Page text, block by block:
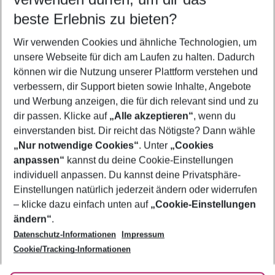
5-8 Nächte
2 Erwachsene Keine Kinder
Mehr Filter anzeigen
Footer
Footer navigation
Über uns
AGB
Bestpreisgarantie
Cookie-Einstellungen ändern
Cookie-Richtlinie
Agenturbetreuung
Barrierefreies Reisen
Folge uns
beste Erlebnis zu bieten?
Wir verwenden Cookies und ähnliche Technologien, um
unsere Webseite für dich am Laufen zu halten. Dadurch
können wir die Nutzung unserer Plattform verstehen und
verbessern, dir Support bieten sowie Inhalte, Angebote
und Werbung anzeigen, die für dich relevant sind und zu
dir passen. Klicke auf „Alle akzeptieren“, wenn du
einverstanden bist. Dir reicht das Nötigste? Dann wähle
„Nur notwendige Cookies“. Unter „Cookies
anpassen“ kannst du deine Cookie-Einstellungen
individuell anpassen. Du kannst deine Privatsphäre-
Einstellungen natürlich jederzeit ändern oder widerrufen
– klicke dazu einfach unten auf „Cookie-Einstellungen
ändern“.
Datenschutz-Informationen
Impressum
Cookie/Tracking-Informationen